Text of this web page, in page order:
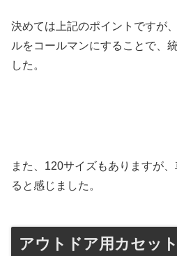
決めては上記のポイントですが
ルをコールマンにすることで、
した。
また、120サイズもありますが
ると感じました。
アウトドア用カセッ